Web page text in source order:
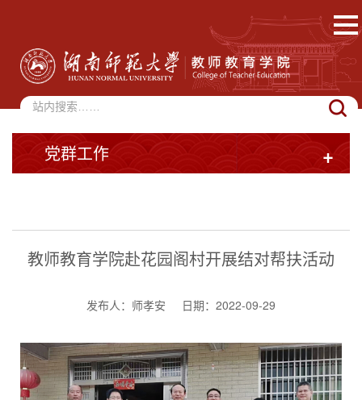
党群工作 +
教师教育学院赴花园阁村开展结对帮扶活动
发布人：师孝安 日期：2022-09-29